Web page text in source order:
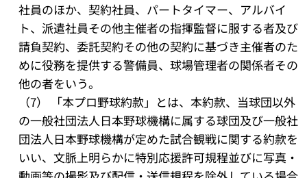
社員のほか、契約社員、パートタイマー、アルバイ
ト、派遣社員その他主催者の指揮監督に服する者及び
請負契約、委託契約その他の契約に基づき主催者のた
めに役務を提供する警備員、球場管理者の関係者その
他の者をいう。
（7） 「本プロ野球約款」とは、本約款、当球団以外
の一般社団法人日本野球機構に属する球団及び一般社
団法人日本野球機構が定めた試合観戦に関する約款を
いい、文脈上明らかに特別応援許可規程並びに写真・